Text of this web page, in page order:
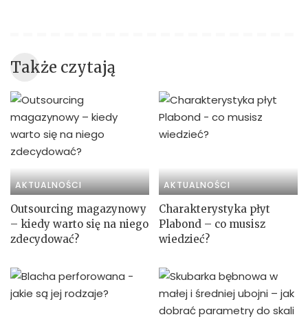
Także czytają
AKTUALNOŚCI
Outsourcing magazynowy
– kiedy warto się na niego
zdecydować?
AKTUALNOŚCI
Charakterystyka płyt
Plabond – co musisz
wiedzieć?